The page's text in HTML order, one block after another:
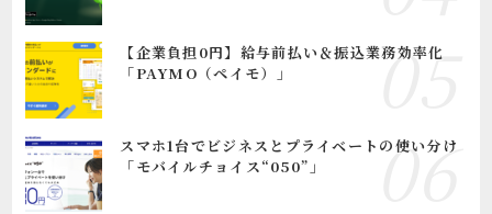
【企業負担0円】給与前払い＆振込業務効率化
「PAYMO（ペイモ）」
スマホ1台でビジネスとプライベートの使い分け
「モバイルチョイス“050”」